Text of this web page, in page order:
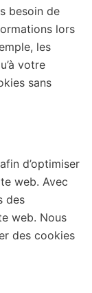
besoin de
lors
les
votre
sans
d’optimiser
web. Avec
des
web. Nous
des cookies